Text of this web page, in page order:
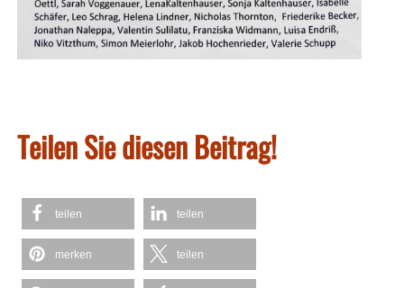
Teilen Sie diesen Beitrag!
teilen teilen
merken teilen